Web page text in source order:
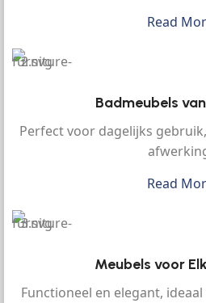
Read
Badmeubels
Perfect voor dagelijks
Read
Meubels voor
Functioneel en elegant,